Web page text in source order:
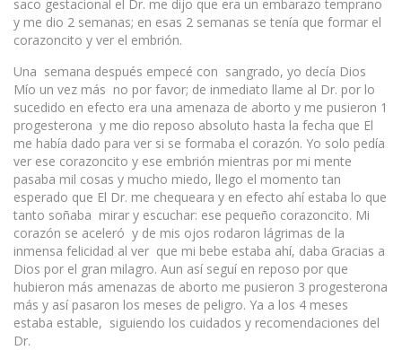
saco gestacional el Dr. me dijo que era un embarazo temprano
y me dio 2 semanas; en esas 2 semanas se tenía que formar el
corazoncito y ver el embrión.
Una semana después empecé con sangrado, yo decía Dios
Mío un vez más no por favor; de inmediato llame al Dr. por lo
sucedido en efecto era una amenaza de aborto y me pusieron 1
progesterona y me dio reposo absoluto hasta la fecha que El
me había dado para ver si se formaba el corazón. Yo solo pedía
ver ese corazoncito y ese embrión mientras por mi mente
pasaba mil cosas y mucho miedo, llego el momento tan
esperado que El Dr. me chequeara y en efecto ahí estaba lo que
tanto soñaba mirar y escuchar: ese pequeño corazoncito. Mi
corazón se aceleró y de mis ojos rodaron lágrimas de la
inmensa felicidad al ver que mi bebe estaba ahí, daba Gracias a
Dios por el gran milagro. Aun así seguí en reposo por que
hubieron más amenazas de aborto me pusieron 3 progesterona
más y así pasaron los meses de peligro. Ya a los 4 meses
estaba estable, siguiendo los cuidados y recomendaciones del
Dr.